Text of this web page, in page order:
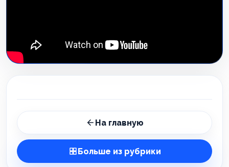
На главную
Больше из рубрики